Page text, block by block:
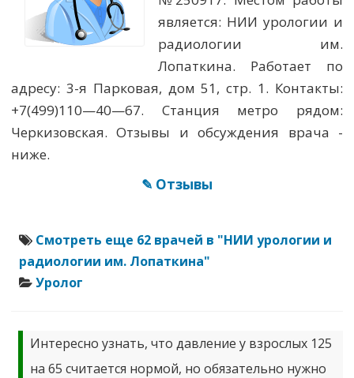
является: НИИ урологии и
радиологии им.
Лопаткина. Работает по
адресу: 3-я Парковая, дом 51, стр. 1. Контакты:
+7(499)110—40—67. Станция метро рядом:
Черкизовская. Отзывы и обсуждения врача -
ниже.
✎ Отзывы
Смотреть еще 62 врачей в "НИИ урологии и
радиологии им. Лопаткина"
Уролог
Интересно узнать, что давление у взрослых 125
на 65 считается нормой, но обязательно нужно